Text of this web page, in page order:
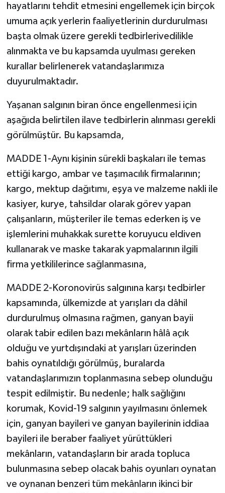
hayatlarını tehdit etmesini engellemek için birçok
umuma açık yerlerin faaliyetlerinin durdurulması
başta olmak üzere gerekli tedbirlerivedilikle
alınmakta ve bu kapsamda uyulması gereken
kurallar belirlenerek vatandaşlarımıza
duyurulmaktadır.
Yaşanan salgının biran önce engellenmesi için
aşağıda belirtilen ilave tedbirlerin alınması gerekli
görülmüştür. Bu kapsamda,
MADDE 1-Aynı kişinin sürekli başkaları ile temas
ettiği kargo, ambar ve taşımacılık firmalarının;
kargo, mektup dağıtımı, eşya ve malzeme nakli ile
kasiyer, kurye, tahsildar olarak görev yapan
çalışanların, müşteriler ile temas ederken iş ve
işlemlerini muhakkak surette koruyucu eldiven
kullanarak ve maske takarak yapmalarının ilgili
firma yetkililerince sağlanmasına,
MADDE 2-Koronovirüs salgınına karşı tedbirler
kapsamında, ülkemizde at yarışları da dâhil
durdurulmuş olmasına rağmen, ganyan bayii
olarak tabir edilen bazı mekânların hâlâ açık
olduğu ve yurtdışındaki at yarışları üzerinden
bahis oynatıldığı görülmüş, buralarda
vatandaşlarımızın toplanmasına sebep olunduğu
tespit edilmiştir. Bu nedenle; halk sağlığını
korumak, Kovid-19 salgının yayılmasını önlemek
için, ganyan bayileri ve ganyan bayilerinin iddiaa
bayileri ile beraber faaliyet yürüttükleri
mekânların, vatandaşların bir arada topluca
bulunmasına sebep olacak bahis oyunları oynatan
ve oynanan benzeri tüm mekânların ikinci bir